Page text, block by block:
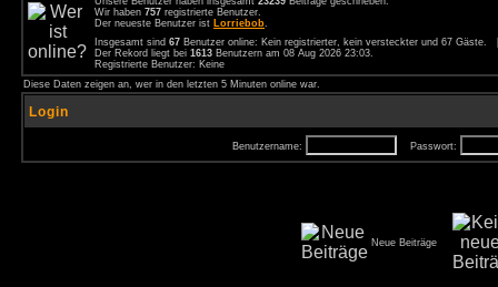
Wir haben 757 registrierte Benutzer.
Der neueste Benutzer ist Lorriebob.
Insgesamt sind 67 Benutzer online: Kein registrierter, kein versteckter und 67
Der Rekord liegt bei 1613 Benutzern am 08 Aug 2026 23:03.
Registrierte Benutzer: Keine
Diese Daten zeigen an, wer in den letzten 5 Minuten online war.
Login
Benutzername: Passwort:
Neue Beiträge